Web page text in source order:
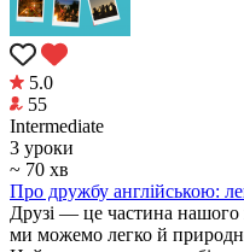
5.0
55
Intermediate
3 уроки
~ 70 хв
Про дружбу англійською:
Друзі — це частина
ми можемо легко й